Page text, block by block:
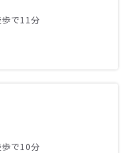
歩で11分
歩で10分